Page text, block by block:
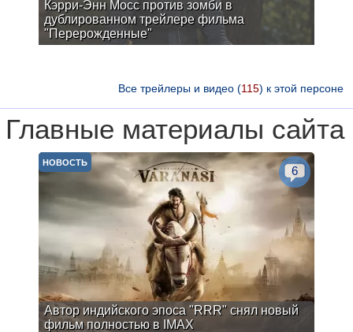
Кэрри-Энн Мосс против зомби в
дублированном трейлере фильма
"Перерожденные"
Все трейлеры и видео (115) к этой персоне
Главные материалы сайта
Автор индийского эпоса "RRR" снял новый
фильм полностью в IMAX
НОВОСТЬ
6